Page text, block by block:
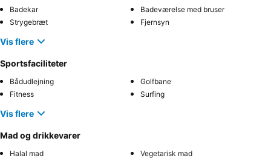
Badekar
Badeværelse med bruser
Strygebræt
Fjernsyn
Vis flere
Sportsfaciliteter
Bådudlejning
Golfbane
Fitness
Surfing
Vis flere
Mad og drikkevarer
Halal mad Vegetarisk mad